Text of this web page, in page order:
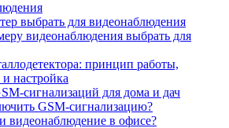
выбрать для видеонаблюдения
видеонаблюдения выбрать для
принцип работы,
и настройка
сигнализаций для дома и дач
GSM-сигнализацию?
видеонаблюдение в офисе?